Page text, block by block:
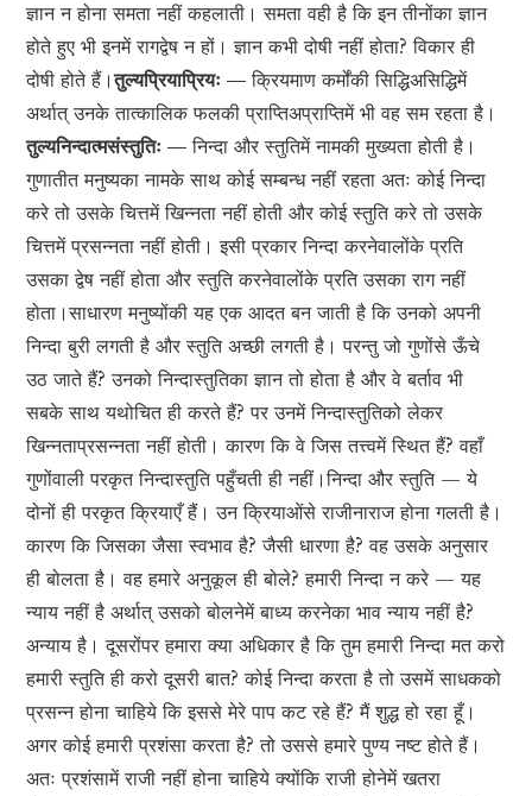
ज्ञान न होना समता नहीं कहलाती। समता वही है कि इन तीनोंका ज्ञान
होते हुए भी इनमें रागद्वेष न हों। ज्ञान कभी दोषी नहीं होता? विकार ही
दोषी होते हैं।तुल्यप्रियाप्रियः —क्रियमाण कर्मोंकी सिद्धिअसिद्धिमें
अर्थात् उनके तात्कालिक फलकी प्राप्तिअप्राप्तिमें भी वह सम रहता है।
तुल्यनिन्दात्मसंस्तुतिः —निन्दा और स्तुतिमें नामकी मुख्यता होती है।
गुणातीत मनुष्यका नामके साथ कोई सम्बन्ध नहीं रहता अतः कोई निन्दा
करे तो उसके चित्तमें खिन्नता नहीं होती और कोई स्तुति करे तो उसके
चित्तमें प्रसन्नता नहीं होती। इसी प्रकार निन्दा करनेवालोंके प्रति
उसका द्वेष नहीं होता और स्तुति करनेवालोंके प्रति उसका राग नहीं
होता।साधारण मनुष्योंकी यह एक आदत बन जाती है कि उनको अपनी
निन्दा बुरी लगती है और स्तुति अच्छी लगती है। परन्तु जो गुणोंसे ऊँचे
उठ जाते हैं? उनको निन्दास्तुतिका ज्ञान तो होता है और वे बर्ताव भी
सबके साथ यथोचित ही करते हैं? पर उनमें निन्दास्तुतिको लेकर
खिन्नताप्रसन्नता नहीं होती। कारण कि वे जिस तत्त्वमें स्थित हैं? वहाँ
गुणोंवाली परकृत निन्दास्तुति पहुँचती ही नहीं।निन्दा और स्तुति — ये
दोनों ही परकृत क्रियाएँ हैं। उन क्रियाओंसे राजीनाराज होना गलती है।
कारण कि जिसका जैसा स्वभाव है? जैसी धारणा है? वह उसके अनुसार
ही बोलता है। वह हमारे अनुकूल ही बोले? हमारी निन्दा न करे — यह
न्याय नहीं है अर्थात् उसको बोलनेमें बाध्य करनेका भाव न्याय नहीं है?
अन्याय है। दूसरोंपर हमारा क्या अधिकार है कि तुम हमारी निन्दा मत करो
हमारी स्तुति ही करो दूसरी बात? कोई निन्दा करता है तो उसमें साधकको
प्रसन्न होना चाहिये कि इससे मेरे पाप कट रहे हैं? मैं शुद्ध हो रहा हूँ।
अगर कोई हमारी प्रशंसा करता है? तो उससे हमारे पुण्य नष्ट होते हैं।
अतः प्रशंसामें राजी नहीं होना चाहिये क्योंकि राजी होनेमें खतरा